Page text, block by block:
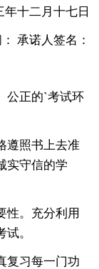
十二月十七日
承诺人签名：
正的`考试环
照书上去准
实守信的学
。充分利用
。
习每一门功